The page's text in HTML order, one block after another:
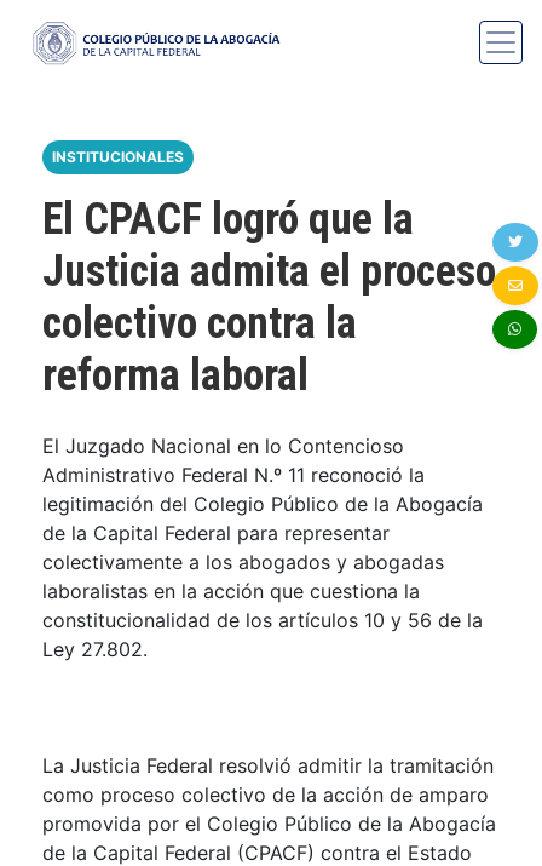
INSTITUCIONALES
El CPACF logró que la
Justicia admita el proceso
colectivo contra la
reforma laboral
El Juzgado Nacional en lo Contencioso
Administrativo Federal N.º 11 reconoció la
legitimación del Colegio Público de la Abogacía
de la Capital Federal para representar
colectivamente a los abogados y abogadas
laboralistas en la acción que cuestiona la
constitucionalidad de los artículos 10 y 56 de la
Ley 27.802.
La Justicia Federal resolvió admitir la tramitación
como proceso colectivo de la acción de amparo
promovida por el Colegio Público de la Abogacía
de la Capital Federal (CPACF) contra el Estado